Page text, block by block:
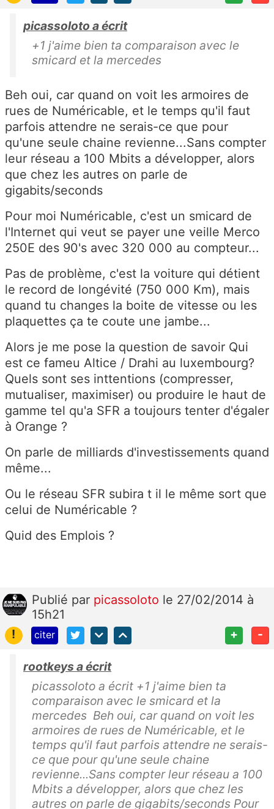
picassoloto a écrit
+1 j'aime bien ta comparaison avec le
smicard et la mercedes
Beh oui, car quand on voit les armoires de
rues de Numéricable, et le temps qu'il faut
parfois attendre ne serais-ce que pour
qu'une seule chaine revienne...Sans compter
leur réseau a 100 Mbits a développer, alors
que chez les autres on parle de
gigabits/seconds
Pour moi Numéricable, c'est un smicard de
l'Internet qui veut se payer une veille Merco
250E des 90's avec 320 000 au compteur...
Pas de problème, c'est la voiture qui détient
le record de longévité (750 000 Km), mais
quand tu changes la boite de vitesse ou les
plaquettes ça te coute une jambe...
Alors je me pose la question de savoir Qui
est ce fameu Altice / Drahi au luxembourg?
Quels sont ses inttentions (compresser,
mutualiser, maximiser) ou produire le haut de
gamme tel qu'a SFR a toujours tenter d'égaler
à Orange ?
On parle de milliards d'investissements quand
même...
Ou le réseau SFR subira t il le même sort que
celui de Numéricable ?
Quid des Emplois ?
Publié par picassoloto le 27/02/2014 à
15h21
!
citer + -
rootkeys a écrit
picassoloto a écrit +1 j'aime bien ta
comparaison avec le smicard et la
mercedes Beh oui, car quand on voit les
armoires de rues de Numéricable, et le
temps qu'il faut parfois attendre ne serais-
ce que pour qu'une seule chaine
revienne...Sans compter leur réseau a 100
Mbits a développer, alors que chez les
autres on parle de gigabits/seconds Pour